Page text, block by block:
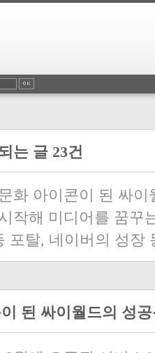
는 글 23건
화 아이콘이 된 싸이
작해 미디어를 꿈꾸
포탈, 네이버의 성장
된 싸이월드의 성